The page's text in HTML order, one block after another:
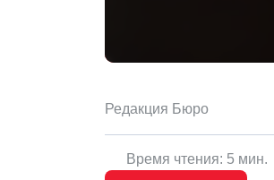
Редакция Бюро
Время чтения: 5 мин.